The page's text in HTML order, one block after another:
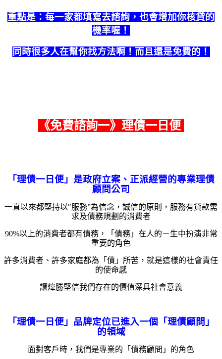
重點是：每一家都填寫去諮詢，也會增加你核貸的
機率喔！
同時很多人在幫你找方法啊！而且還是免費的！
《免費諮詢一》理債一日便
「理債一日便」是政府立案、正派經營的專業理債
顧問公司
一直以來都堅持以"服務”為信念，誠信的原則，服務有貸款需
求及債務規劃的消費者
90%以上的消費者都有債務，「債務」在人的ㄧ生中扮演非常
重要的角色
許多消費者、許多家庭都為「債」所苦，就是這樣的社會責任
的使命感
讓煒勝堅信我們存在的價值深具社會意義
「理債一日便」品牌定位已進入一個「理債顧問」
的領域
面對客戶時，我們是專業的「債務顧問」的角色